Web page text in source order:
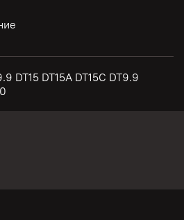
DT15 DT15A DT15C DT9.9